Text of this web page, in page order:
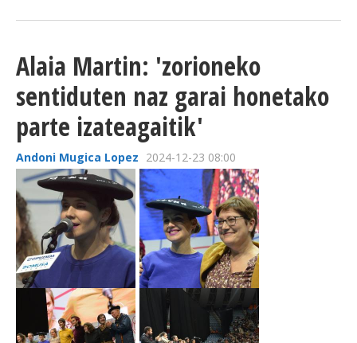
Alaia Martin: 'zorioneko
sentiduten naz garai honetako
parte izateagaitik'
Andoni Mugica Lopez 2024-12-23 08:00